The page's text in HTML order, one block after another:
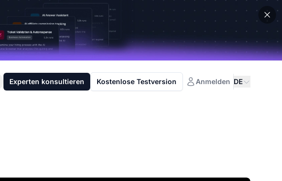
Experten konsultieren Kostenlose Testversion Anmelden DE